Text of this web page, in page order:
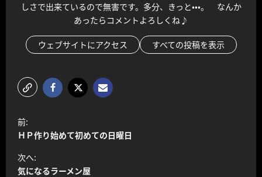
しさで出来ているので無害です。多分、きっと・・・。 なんか
あったらコメントよろしくね♪
ウェブサイトにアクセス すべての投稿を表示
投
稿
ナ
ビ
前:
ＨＰ作り始めて初めての日曜日
次へ:
気になるラーメン屋